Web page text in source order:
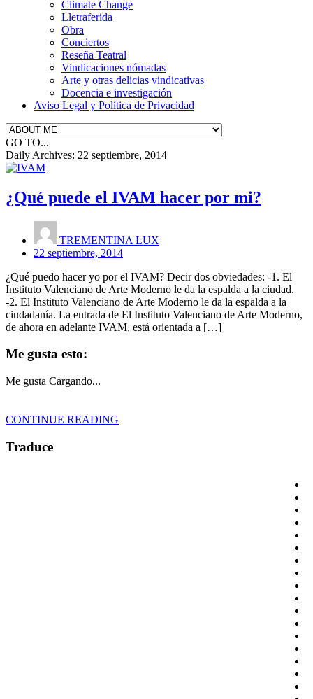
Climate Change
Lletraferida
Obra
Conciertos
Reseña Teatral
Vindicaciones nómadas
Arte y otras delicias vindicativas
Docencia e investigación
Aviso Legal y Política de Privacidad
GO TO...
Daily Archives: 22 septiembre, 2014
¿Qué puede el IVAM hacer por mi?
TREMENTINA LUX
22 septiembre, 2014
¿Qué puedo hacer yo por el IVAM? Decir dos obviedades: -1. El
Instituto Valenciano de Arte Moderno le da la espalda a la ciudad.
-2. El Instituto Valenciano de Arte Moderno le da la espalda a la
ciudadanía. La entrada de El Instituto Valenciano de Arte Moderno,
de ahora en adelante IVAM, está orientada a […]
Me gusta esto:
Me gusta Cargando...
CONTINUE READING
Traduce